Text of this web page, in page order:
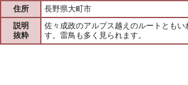
住所
長野県大町市
説明
抜粋
佐々成政のアルプス越えのルートともい
す。雷鳥も多く見られます。